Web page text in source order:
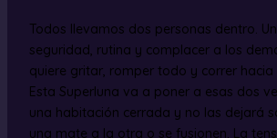
Todos llevamos dos personas dentro.
seguridad, rutina y complacer a los
quiere gritar, romper todo y correr hacia
Esta Superluna va a poner a esas dos
una habitación cerrada y no las dejará
una mate a la otra o se fusionen. La